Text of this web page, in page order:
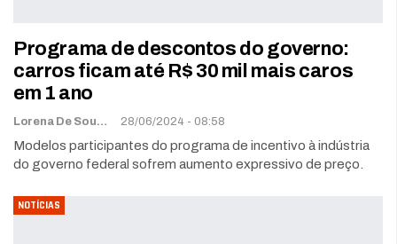
Programa de descontos do governo:
carros ficam até R$ 30 mil mais caros
em 1 ano
Lorena De Sousa 28/06/2024 - 08:58
Modelos participantes do programa de incentivo à indústria
do governo federal sofrem aumento expressivo de preço.
NOTÍCIAS